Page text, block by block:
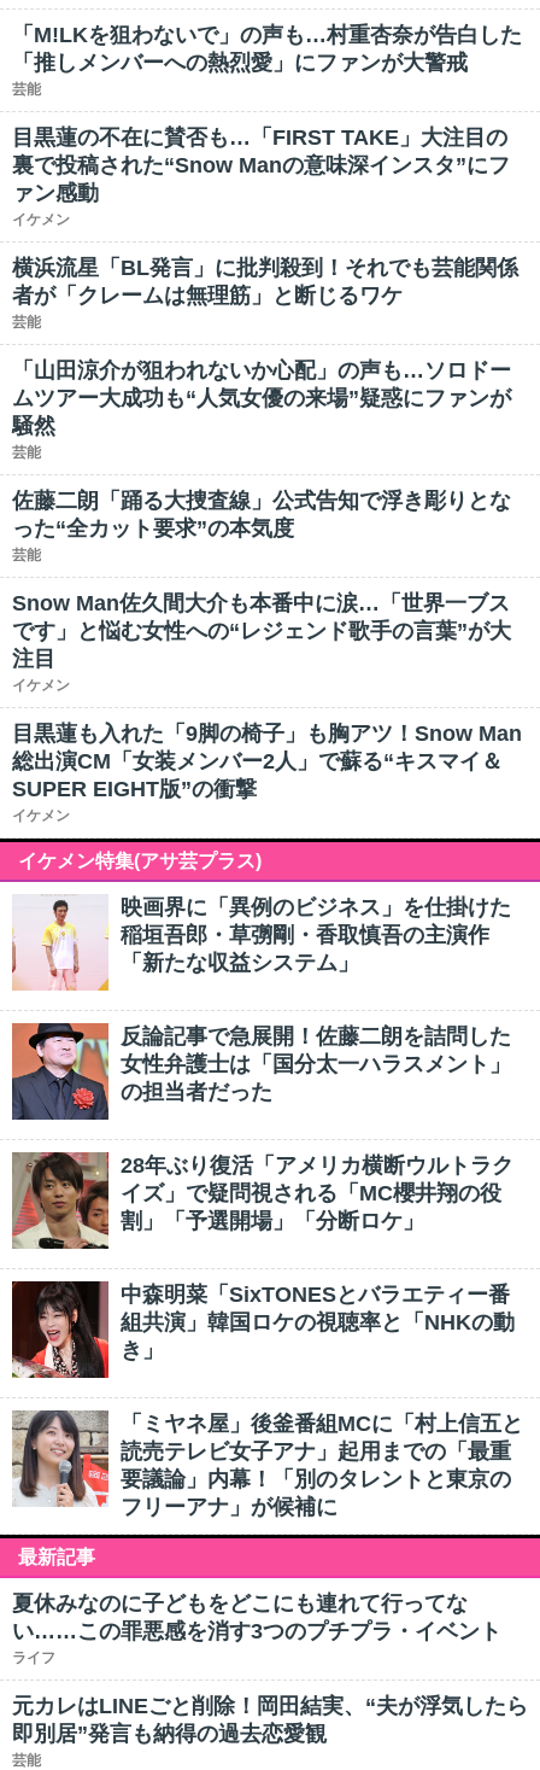
「M!LKを狙わないで」の声も…村重杏奈が告白した
「推しメンバーへの熱烈愛」にファンが大警戒
芸能
目黒蓮の不在に賛否も…「FIRST TAKE」大注目の
裏で投稿された“Snow Manの意味深インスタ”にフ
ァン感動
イケメン
横浜流星「BL発言」に批判殺到！それでも芸能関係
者が「クレームは無理筋」と断じるワケ
芸能
「山田涼介が狙われないか心配」の声も…ソロドー
ムツアー大成功も“人気女優の来場”疑惑にファンが
騒然
芸能
佐藤二朗「踊る大捜査線」公式告知で浮き彫りとな
った“全カット要求”の本気度
芸能
Snow Man佐久間大介も本番中に涙…「世界一ブス
です」と悩む女性への“レジェンド歌手の言葉”が大
注目
イケメン
目黒蓮も入れた「9脚の椅子」も胸アツ！Snow Man
総出演CM「女装メンバー2人」で蘇る“キスマイ＆
SUPER EIGHT版”の衝撃
イケメン
イケメン特集(アサ芸プラス)
映画界に「異例のビジネス」を仕掛けた
稲垣吾郎・草彅剛・香取慎吾の主演作
「新たな収益システム」
反論記事で急展開！佐藤二朗を詰問した
女性弁護士は「国分太一ハラスメント」
の担当者だった
28年ぶり復活「アメリカ横断ウルトラク
イズ」で疑問視される「MC櫻井翔の役
割」「予選開場」「分断ロケ」
中森明菜「SixTONESとバラエティー番
組共演」韓国ロケの視聴率と「NHKの動
き」
「ミヤネ屋」後釜番組MCに「村上信五と
読売テレビ女子アナ」起用までの「最重
要議論」内幕！「別のタレントと東京の
フリーアナ」が候補に
最新記事
夏休みなのに子どもをどこにも連れて行ってな
い……この罪悪感を消す3つのプチプラ・イベント
ライフ
元カレはLINEごと削除！岡田結実、“夫が浮気したら
即別居”発言も納得の過去恋愛観
芸能